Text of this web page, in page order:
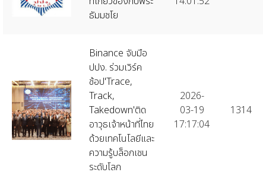
ธัมมชโย
Binance จับมือ
ปปง. ร่วมเวิร์ค
ช้อป'Trace,
Track,
Takedown'ติด
อาวุธเจ้าหน้าที่ไทย
ด้วยเทคโนโลยีและ
ความรู้บล็อกเชน
ระดับโลก
2026-
03-19
17:17:04
1314